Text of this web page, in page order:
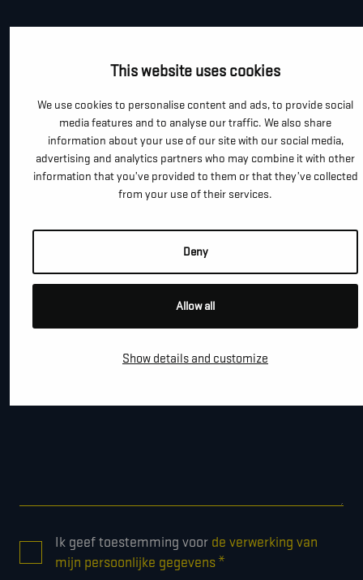
This website uses cookies
We use cookies to personalise content and ads, to provide social
media features and to analyse our traffic. We also share
information about your use of our site with our social media,
advertising and analytics partners who may combine it with other
information that you’ve provided to them or that they’ve collected
from your use of their services.
Deny
Allow all
Show details and customize
E-MAIL *
BEDRIJFSNAAM
BERICHT
* Ik geef toestemming voor de verwerking van
mijn persoonlijke gegevens*